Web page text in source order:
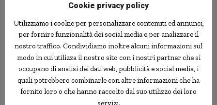
Per una strana malattia, le
crescono unghie anziché peli
sulla pelle
Cookie privacy policy
Utilizziamo i cookie per personalizzare contenuti ed annunci,
per fornire funzionalità dei social media e per analizzare il
nostro traffico. Condividiamo inoltre alcuni informazioni sul
modo in cui utilizza il nostro sito con i nostri partner che si
occupano di analisi dei dati web, pubblicità e social media, i
quali potrebbero combinarle con altre informazioni che ha
fornito loro o che hanno raccolto dal suo utilizzo dei loro
servizi.